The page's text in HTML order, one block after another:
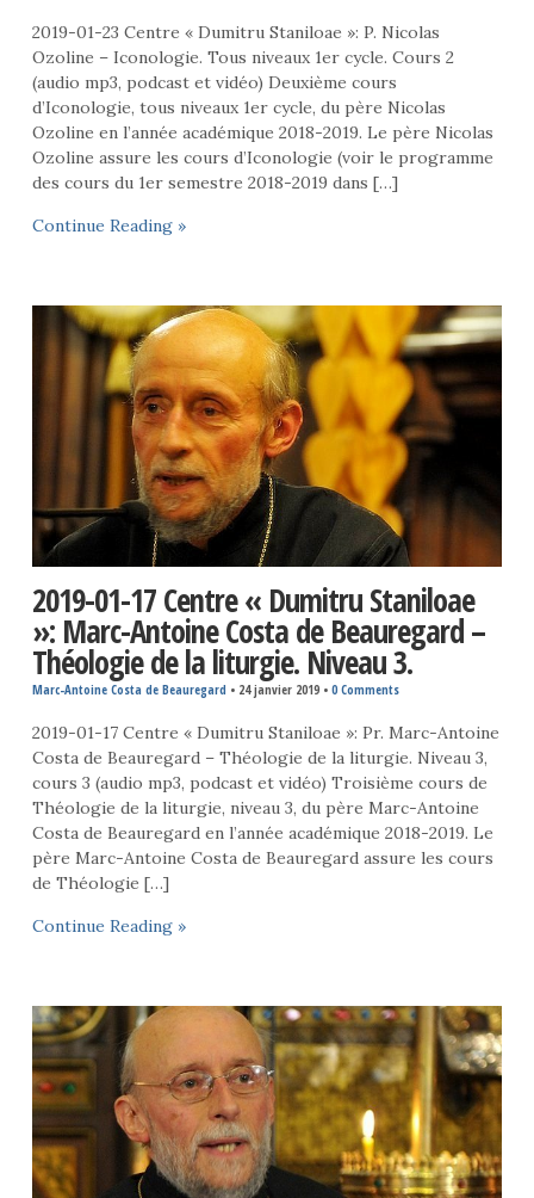
2019-01-23 Centre « Dumitru Staniloae »: P. Nicolas
Ozoline – Iconologie. Tous niveaux 1er cycle. Cours 2
(audio mp3, podcast et vidéo) Deuxième cours
d’Iconologie, tous niveaux 1er cycle, du père Nicolas
Ozoline en l’année académique 2018-2019. Le père Nicolas
Ozoline assure les cours d’Iconologie (voir le programme
des cours du 1er semestre 2018-2019 dans […]
Continue Reading »
2019-01-17 Centre « Dumitru Staniloae
»: Marc-Antoine Costa de Beauregard –
Théologie de la liturgie. Niveau 3.
Marc-Antoine Costa de Beauregard • 24 janvier 2019• 0 Comments
2019-01-17 Centre « Dumitru Staniloae »: Pr. Marc-Antoine
Costa de Beauregard – Théologie de la liturgie. Niveau 3,
cours 3 (audio mp3, podcast et vidéo) Troisième cours de
Théologie de la liturgie, niveau 3, du père Marc-Antoine
Costa de Beauregard en l’année académique 2018-2019. Le
père Marc-Antoine Costa de Beauregard assure les cours
de Théologie […]
Continue Reading »